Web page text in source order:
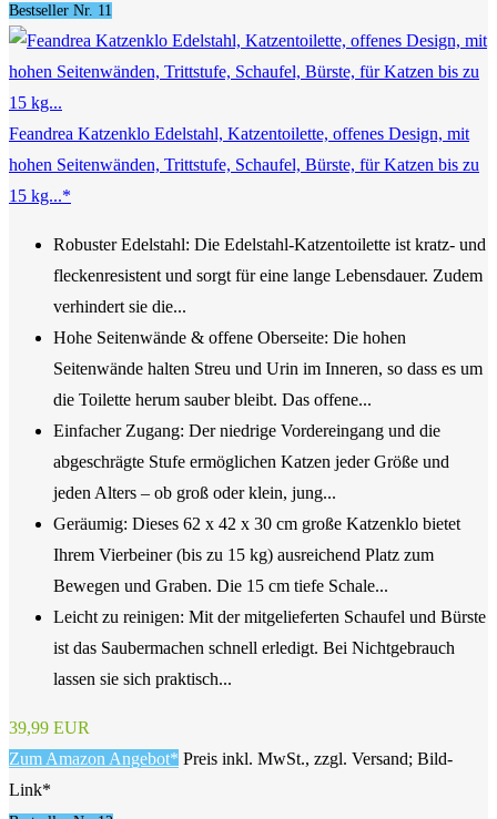
Bestseller Nr. 11
Feandrea Katzenklo Edelstahl, Katzentoilette, offenes Design, mit
hohen Seitenwänden, Trittstufe, Schaufel, Bürste, für Katzen bis zu
15 kg...*
Robuster Edelstahl: Die Edelstahl-Katzentoilette ist kratz- und
fleckenresistent und sorgt für eine lange Lebensdauer. Zudem
verhindert sie die...
Hohe Seitenwände & offene Oberseite: Die hohen
Seitenwände halten Streu und Urin im Inneren, so dass es um
die Toilette herum sauber bleibt. Das offene...
Einfacher Zugang: Der niedrige Vordereingang und die
abgeschrägte Stufe ermöglichen Katzen jeder Größe und
jeden Alters – ob groß oder klein, jung...
Geräumig: Dieses 62 x 42 x 30 cm große Katzenklo bietet
Ihrem Vierbeiner (bis zu 15 kg) ausreichend Platz zum
Bewegen und Graben. Die 15 cm tiefe Schale...
Leicht zu reinigen: Mit der mitgelieferten Schaufel und Bürste
ist das Saubermachen schnell erledigt. Bei Nichtgebrauch
lassen sie sich praktisch...
39,99 EUR
Zum Amazon Angebot* Preis inkl. MwSt., zzgl. Versand; Bild-
Link*